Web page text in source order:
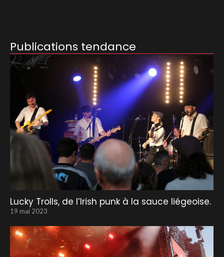
Publications tendance
Lucky Trolls, de l’Irish punk à la sauce liégeoise.
19 mai 2023